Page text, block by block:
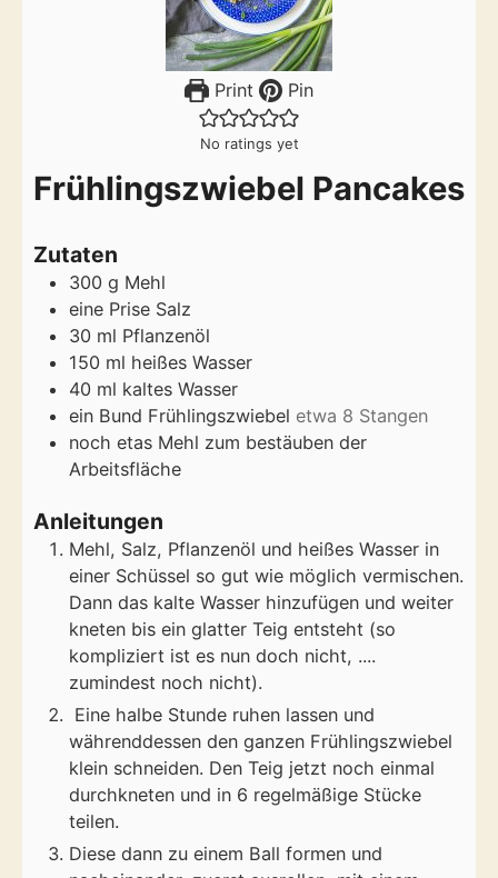
Print Pin
No ratings yet
Frühlingszwiebel Pancakes
Zutaten
300 g Mehl
eine Prise Salz
30 ml Pflanzenöl
150 ml heißes Wasser
40 ml kaltes Wasser
ein Bund Frühlingszwiebel etwa 8 Stangen
noch etas Mehl zum bestäuben der
Arbeitsfläche
Anleitungen
Mehl, Salz, Pflanzenöl und heißes Wasser in
einer Schüssel so gut wie möglich vermischen.
Dann das kalte Wasser hinzufügen und weiter
kneten bis ein glatter Teig entsteht (so
kompliziert ist es nun doch nicht, ....
zumindest noch nicht).
Eine halbe Stunde ruhen lassen und
währenddessen den ganzen Frühlingszwiebel
klein schneiden. Den Teig jetzt noch einmal
durchkneten und in 6 regelmäßige Stücke
teilen.
Diese dann zu einem Ball formen und